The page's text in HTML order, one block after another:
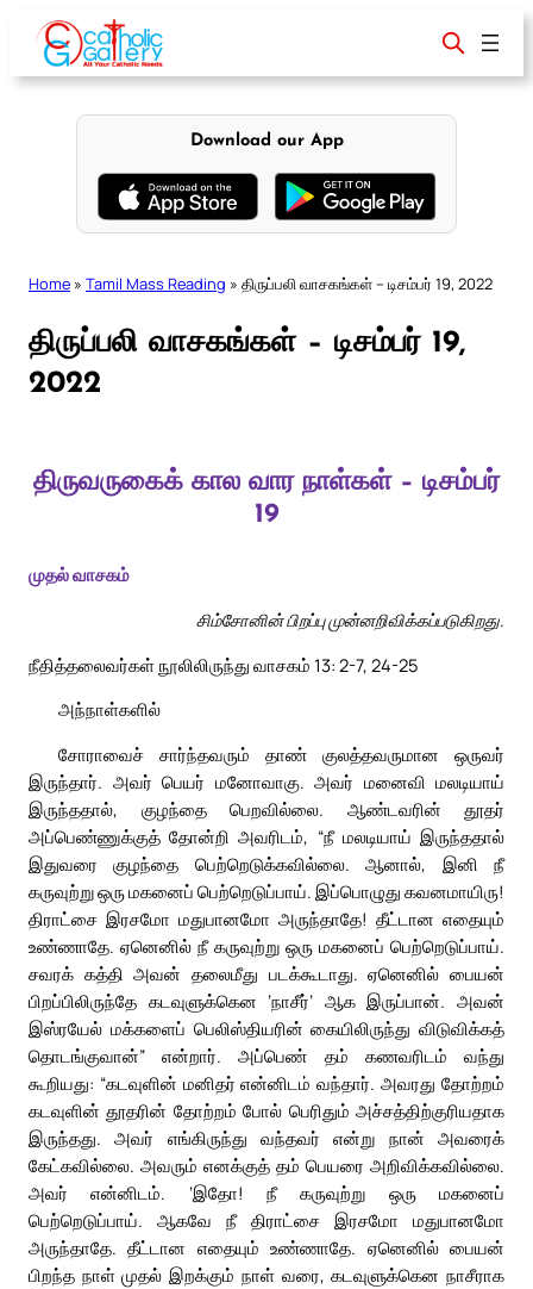
content
Download our App
Home » Tamil Mass Reading » திருப்பலி வாசகங்கள் – டிசம்பர் 19, 2022
திருப்பலி வாசகங்கள் – டிசம்பர் 19,
2022
திருவருகைக் கால வார நாள்கள் – டிசம்பர்
19
முதல் வாசகம்
சிம்சோனின் பிறப்பு முன்னறிவிக்கப்படுகிறது.
நீதித்தலைவர்கள் நூலிலிருந்து வாசகம் 13: 2-7, 24-25
அந்நாள்களில்
சோராவைச் சார்ந்தவரும் தாண் குலத்தவருமான ஒருவர்
இருந்தார். அவர் பெயர் மனோவாகு. அவர் மனைவி மலடியாய்
இருந்ததால், குழந்தை பெறவில்லை. ஆண்டவரின் தூதர்
அப்பெண்ணுக்குத் தோன்றி அவரிடம், “நீ மலடியாய் இருந்ததால்
இதுவரை குழந்தை பெற்றெடுக்கவில்லை. ஆனால், இனி நீ
கருவுற்று ஒரு மகனைப் பெற்றெடுப்பாய். இப்பொழுது கவனமாயிரு!
திராட்சை இரசமோ மதுபானமோ அருந்தாதே! தீட்டான எதையும்
உண்ணாதே. ஏனெனில் நீ கருவுற்று ஒரு மகனைப் பெற்றெடுப்பாய்.
சவரக் கத்தி அவன் தலைமீது படக்கூடாது. ஏனெனில் பையன்
பிறப்பிலிருந்தே கடவுளுக்கென ‘நாசீர்’ ஆக இருப்பான். அவன்
இஸ்ரயேல் மக்களைப் பெலிஸ்தியரின் கையிலிருந்து விடுவிக்கத்
தொடங்குவான்” என்றார். அப்பெண் தம் கணவரிடம் வந்து
கூறியது: “கடவுளின் மனிதர் என்னிடம் வந்தார். அவரது தோற்றம்
கடவுளின் தூதரின் தோற்றம் போல் பெரிதும் அச்சத்திற்குரியதாக
இருந்தது. அவர் எங்கிருந்து வந்தவர் என்று நான் அவரைக்
கேட்கவில்லை. அவரும் எனக்குத் தம் பெயரை அறிவிக்கவில்லை.
அவர் என்னிடம். ‘இதோ! நீ கருவுற்று ஒரு மகனைப்
பெற்றெடுப்பாய். ஆகவே நீ திராட்சை இரசமோ மதுபானமோ
அருந்தாதே. தீட்டான எதையும் உண்ணாதே. ஏனெனில் பையன்
பிறந்த நாள் முதல் இறக்கும் நாள் வரை, கடவுளுக்கென நாசீராக